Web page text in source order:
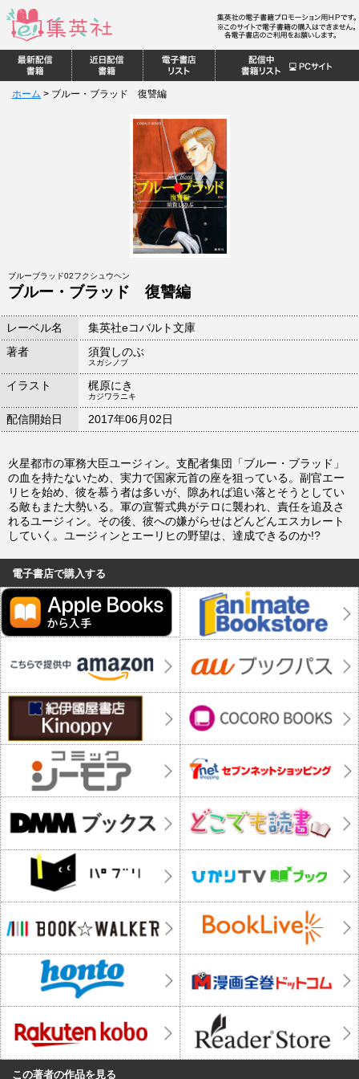
ホーム > ブルー・ブラッド 復讐編
ブルーブラッド02フクシュウヘン
ブルー・ブラッド 復讐編
レーベル名
集英社eコバルト文庫
著者
須賀しのぶ
スガシノブ
イラスト 梶原にき
カジワラニキ
配信開始日 2017年06月02日
火星都市の軍務大臣ユージィン。支配者集団「ブルー・ブラッド」
の血を持たないため、実力で国家元首の座を狙っている。副官エー
リヒを始め、彼を慕う者は多いが、隙あれば追い落とそうとしてい
る敵もまた大勢いる。軍の宣誓式典がテロに襲われ、責任を追及さ
れるユージィン。その後、彼への嫌がらせはどんどんエスカレート
していく。ユージィンとエーリヒの野望は、達成できるのか!?
電子書店で購入する
この著者の作品を見る